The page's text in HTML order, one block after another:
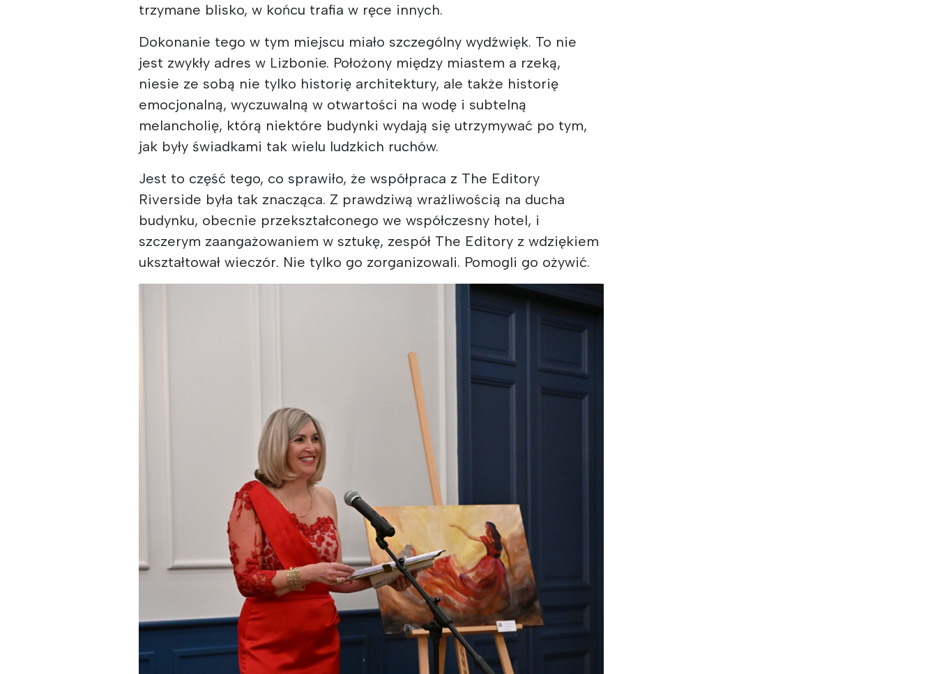
trzymane blisko, w końcu trafia w ręce innych.
Dokonanie tego w tym miejscu miało szczególny wydźwięk. To nie
jest zwykły adres w Lizbonie. Położony między miastem a rzeką,
niesie ze sobą nie tylko historię architektury, ale także historię
emocjonalną, wyczuwalną w otwartości na wodę i subtelną
melancholię, którą niektóre budynki wydają się utrzymywać po tym,
jak były świadkami tak wielu ludzkich ruchów.
Jest to część tego, co sprawiło, że współpraca z The Editory
Riverside była tak znacząca. Z prawdziwą wrażliwością na ducha
budynku, obecnie przekształconego we współczesny hotel, i
szczerym zaangażowaniem w sztukę, zespół The Editory z wdziękiem
ukształtował wieczór. Nie tylko go zorganizowali. Pomogli go ożywić.